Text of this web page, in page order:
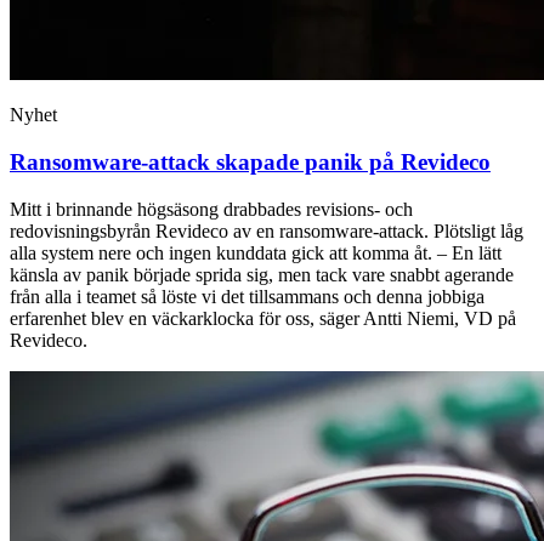
Nyhet
Ransomware-attack skapade panik på Revideco
Mitt i brinnande högsäsong drabbades revisions- och
redovisningsbyrån Revideco av en ransomware-attack. Plötsligt låg
alla system nere och ingen kunddata gick att komma åt. – En lätt
känsla av panik började sprida sig, men tack vare snabbt agerande
från alla i teamet så löste vi det tillsammans och denna jobbiga
erfarenhet blev en väckarklocka för oss, säger Antti Niemi, VD på
Revideco.